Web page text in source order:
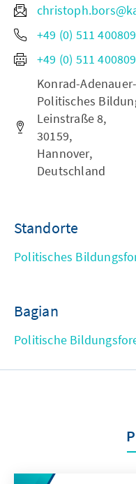
+49 (0) 511
+49 (0) 511
Konrad-
Politisches
Leinstraße 8,
30159,
Hannover,
Deutschland
Standorte
Politisches
Bagian
Politische